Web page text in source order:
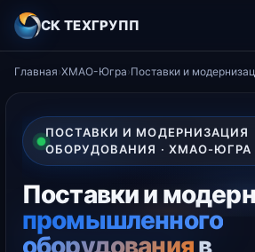
СК ТЕХГРУПП
Главная›ХМАО-Югра›Поставки и
ПОСТАВКИ И МОДЕРНИЗАЦИЯ
ОБОРУДОВАНИЯ · ХМАО-ЮГРА
Поставки и
промышленного
оборудованияв